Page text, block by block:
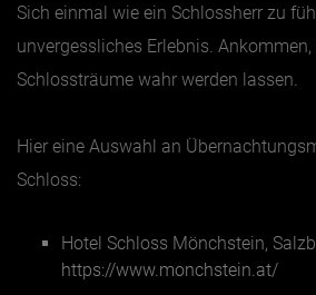
Sich einmal wie ein Schlossherr zu
unvergessliches Erlebnis. Ankommen,
Schlossträume wahr werden lassen.
Hier eine Auswahl an
Schloss:
Hotel Schloss Mönchstein,
https://www.monchstein.at/